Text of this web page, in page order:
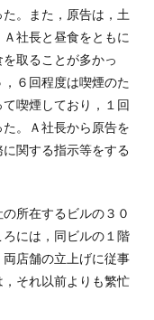
。また，原告は，土
社長と昼食をともに
取ることが多かっ
６回程度は喫煙のた
喫煙しており，１回
。Ａ社長から原告を
関する指示等をする
所在するビルの３０
には，同ビルの１階
店舗の立上げに従事
それ以前よりも繁忙